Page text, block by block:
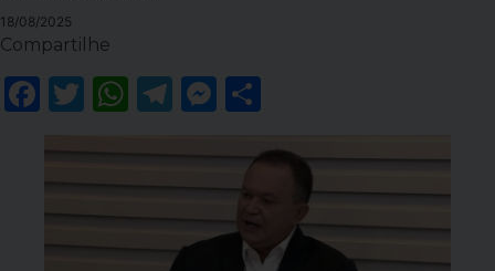
18/08/2025
Compartilhe
Facebook
Twitter
WhatsApp
Telegram
Messenger